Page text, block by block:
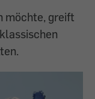
möchte, greift